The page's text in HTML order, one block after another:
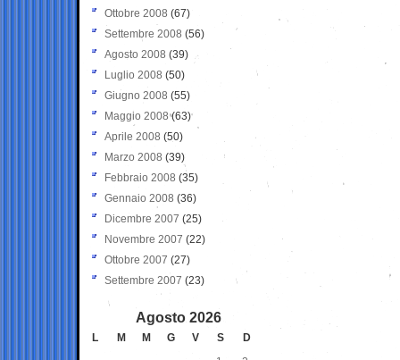
Ottobre 2008 (67)
Settembre 2008 (56)
Agosto 2008 (39)
Luglio 2008 (50)
Giugno 2008 (55)
Maggio 2008(63)
Aprile 2008 (50)
Marzo 2008 (39)
Febbraio 2008 (35)
Gennaio 2008 (36)
Dicembre 2007 (25)
Novembre 2007 (22)
Ottobre 2007 (27)
Settembre 2007 (23)
Agosto 2026
L M M G V S
D